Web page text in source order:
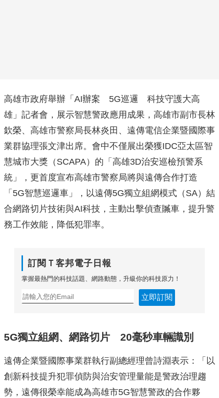
高雄市政府舉辦「AI辦案 5G巡邏 科技守護大高
雄」記者會，展示智慧警政應用成果，高雄市副市長林
欽榮、高雄市警察局長林炎田、遠傳電信企業暨國際事
業群協理張文津出席。會中不僅展出榮獲IDC亞太區智
慧城市大獎（SCAPA）的「高雄3D治安巡檢預警系
統」，更首度宣布高雄市警察局將與遠傳合作打造
「5G智慧巡邏車」，以遠傳5G獨立組網模式（SA）結
合網路切片技術與AI科技，主動出擊偵查贓車，提升警
務工作效能，降低犯罪率。
訂閱Ｔ客邦電子日報
掌握最熱門的科技話題、網路動態，升級你的科技原力！
立即訂閱
5G獨立組網、網路切片 20毫秒車輛識別
遠傳企業暨國際事業群執行副總經理曾詩淵表示：「以
創新科技提升犯罪偵防與治安管理量能是警政治理趨
勢，遠傳很榮幸能成為高雄市5G智慧警政的合作夥